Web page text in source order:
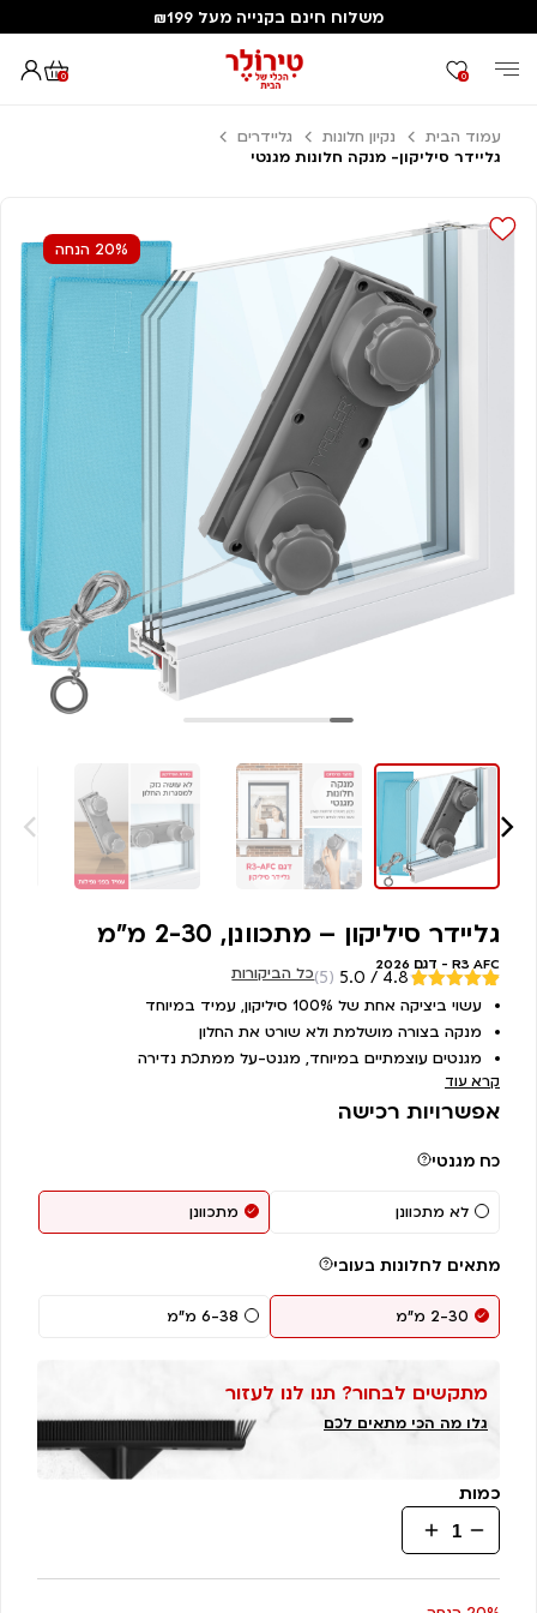
משלוח חינם בקנייה מעל ₪199
0 0
עמוד הבית נקיון חלונות
גליידרים
גליידר סיליקון- מנקה חלונות מגנטי
20% הנחה
גליידר סיליקון – מתכוונן, 2-30 מ"מ
R3 AFC - דגם 2026
מדורגים
5 מבוסס על
5
דירוגים של
4.8 / 5.0
(5)
כל הביקורות
עשוי ביציקה אחת של 100% סיליקון, עמיד במיוחד
מנקה בצורה מושלמת ולא שורט את החלון
מגנטים עוצמתיים במיוחד, מגנט-על ממתכת נדירה
קרא עוד
אפשרויות רכישה
כח מגנטי
לא מתכוונן מתכוונן
מתאים לחלונות בעובי
2-30 מ"מ 6-38 מ"מ
מתקשים לבחור? תנו לנו לעזור
גלו מה הכי מתאים לכם
כמות
כמות
של
גליידר